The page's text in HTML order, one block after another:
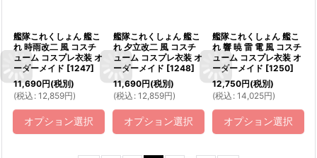
艦隊これくしょん 艦こ
れ 時雨改二 風 コスチ
ューム コスプレ衣装 オ
ーダーメイド [1247]
11,690円(税別)
(税込 : 12,859円)
オプション選択
艦隊これくしょん 艦こ
れ 夕立改二 風 コスチ
ューム コスプレ衣装 オ
ーダーメイド [1248]
11,690円(税別)
(税込 : 12,859円)
オプション選択
艦隊これくしょん 艦こ
れ 響 暁 雷 電 風 コスチ
ューム コスプレ衣装 オ
ーダーメイド [1250]
12,750円(税別)
(税込 : 14,025円)
オプション選択